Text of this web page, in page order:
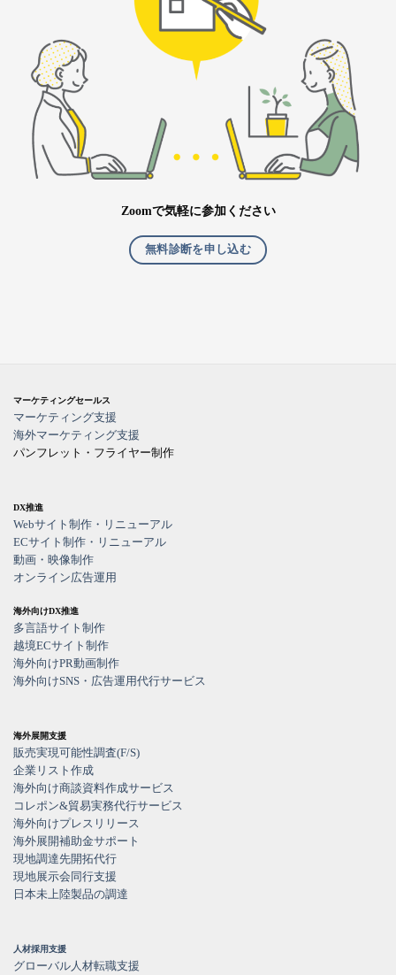
Zoomで気軽に参加ください
無料診断を申し込む
マーケティングセールス
マーケティング支援
海外マーケティング支援
パンフレット・フライヤー制作
DX推進
Webサイト制作・リニューアル
ECサイト制作・リニューアル
動画・映像制作
オンライン広告運用
海外向けDX推進
多言語サイト制作
越境ECサイト制作
海外向けPR動画制作
海外向けSNS・広告運用代行サービス
海外展開支援
販売実現可能性調査(F/S)
企業リスト作成
海外向け商談資料作成サービス
コレポン&貿易実務代行サービス
海外向けプレスリリース
海外展開補助金サポート
現地調達先開拓代行
現地展示会同行支援
日本未上陸製品の調達
人材採用支援
グローバル人材転職支援